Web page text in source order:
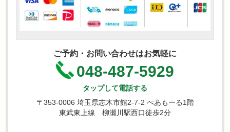
ご予約・お問い合わせはお気軽に
048-487-5929
タップして電話する
〒353-0006 埼玉県志木市館2-7-2 ぺあもーる1階
東武東上線 柳瀬川駅西口徒歩2分